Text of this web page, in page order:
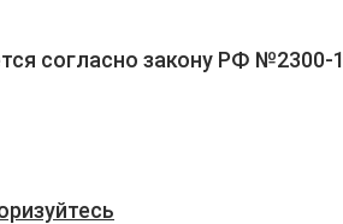
согласно закону РФ №2300-1